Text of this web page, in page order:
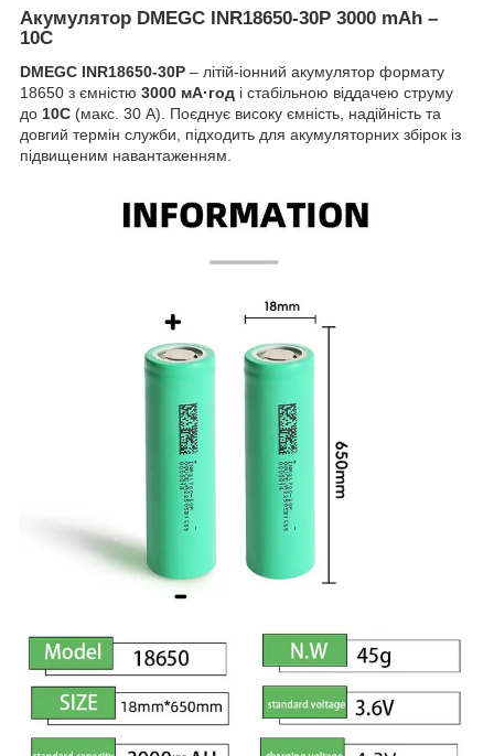
Акумулятор DMEGC INR18650-30P 3000 mAh –
10C
DMEGC INR18650-30P – літій-іонний акумулятор формату
18650 з ємністю 3000 мА·год і стабільною віддачею струму
до 10C (макс. 30 А). Поєднує високу ємність, надійність та
довгий термін служби, підходить для акумуляторних збірок із
підвищеним навантаженням.